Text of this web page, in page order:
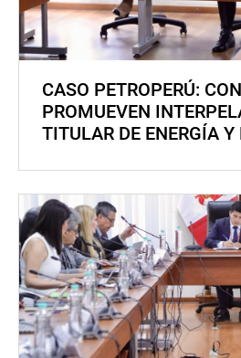
CASO PETROPERÚ:
PROMUEVEN
TITULAR DE ENERGÍA